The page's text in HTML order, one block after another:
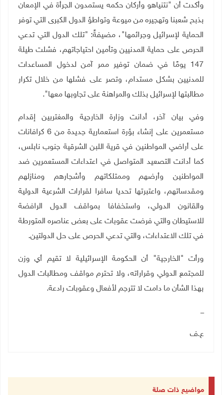
وأكدت أن "نتنياهو وأركان حكمه يستمدون الجرأة في الإمعان
بذبح شعبنا وتهجيره من ميوعة وتواطؤ الدول الكبرى التي توفر
الحماية لإسرائيل وجرائمها"، مضيفةً: "تلك الدول التي تدعي
الحرص على حماية المدنيين وتأمين احتياجاتهم، فشلت طيلة
147 يومًا في ضمان توفير ممر آمن لدخول المساعدات
للمدنيين بشكل مستدام، وتصر على فشلها من خلال تكرار
مطالبتها لإسرائيل بذلك والمراهنة على تجاوبها معها".
وفي بيان آخر، أدانت وزارة الخارجية والمغتربين إقدام
مستعمرين على إنشاء بؤرة استعمارية جديدة من 6 كرافانات
على أراضي المواطنين في قرية اللبن الشرقية جنوب نابلس،
كما أدانت التصعيد المتواصل في اعتداءات المستعمرين ضد
المواطنين وأرضهم وممتلكاتهم وأشجارهم ومنازلهم
ومقدساتهم، واعتبرتها تحديا سافرا لقرارات الشرعية الدولية
والقانون الدولي، واستخفافا بمواقف الدول الرافضة
للاستيطان والتي فرضت عقوبات على بعض عناصره المتورطة
في تلك الاعتداءات، والتي تدعي الحرص على حل الدولتين.
ورأت "الخارجية" أن الحكومة الإسرائيلية لا تقيم أي وزن
للمجتمع الدولي وقراراته، ولا تحترم مواقف ومطالبات الدول
بهذا الشأن ما دامت لا تترجم لأفعال وعقوبات رادعة.
ـــ
ع.ف
مواضيع ذات صلة